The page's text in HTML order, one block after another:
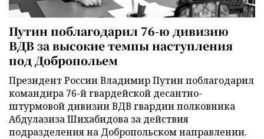
Путин поблагодарил 76-ю дивизию
ВДВ за высокие темпы наступления
под Добропольем
Президент России Владимир Путин поблагодарил
командира 76-й гвардейской десантно-
штурмовой дивизии ВДВ гвардии полковника
Абдулазиза Шихабидова за действия
подразделения на Добропольском направлении.